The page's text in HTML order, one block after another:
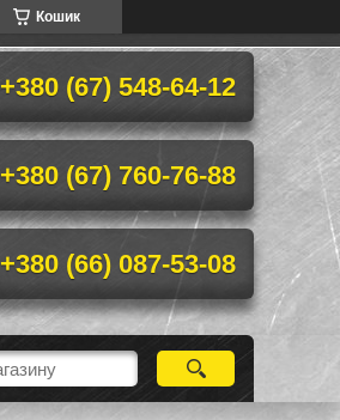
Кошик
+380 (67) 548-64-12
+380 (67) 760-76-88
+380 (66) 087-53-08